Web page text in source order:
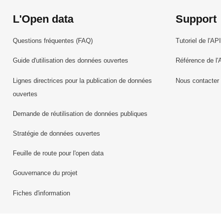
L'Open data
Questions fréquentes (FAQ)
Guide d'utilisation des données ouvertes
Lignes directrices pour la publication de données
ouvertes
Demande de réutilisation de données publiques
Stratégie de données ouvertes
Feuille de route pour l'open data
Gouvernance du projet
Fiches d'information
Support
Tutoriel de l'API
Référence de
Nous contacter